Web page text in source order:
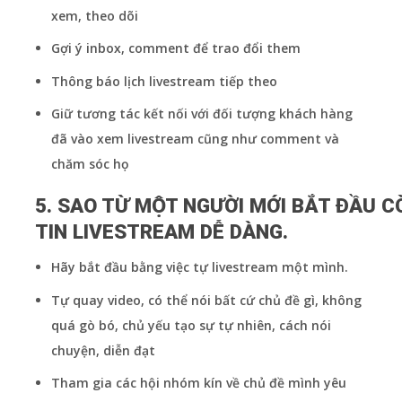
xem, theo dõi
Gợi ý inbox, comment để trao đổi them
Thông báo lịch livestream tiếp theo
Giữ tương tác kết nối với đối tượng khách hàng
đã vào xem livestream cũng như comment và
chăm sóc họ
5. SAO TỪ MỘT NGƯỜI MỚI BẮT ĐẦU
TIN LIVESTREAM DỄ DÀNG.
Hãy bắt đầu bằng việc tự livestream một mình.
Tự quay video, có thể nói bất cứ chủ đề gì, không
quá gò bó, chủ yếu tạo sự tự nhiên, cách nói
chuyện, diễn đạt
Tham gia các hội nhóm kín về chủ đề mình yêu